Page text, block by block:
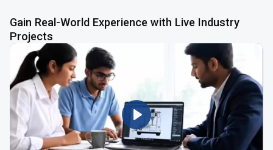
Gain Real-World Experience with Live Industry
Projects